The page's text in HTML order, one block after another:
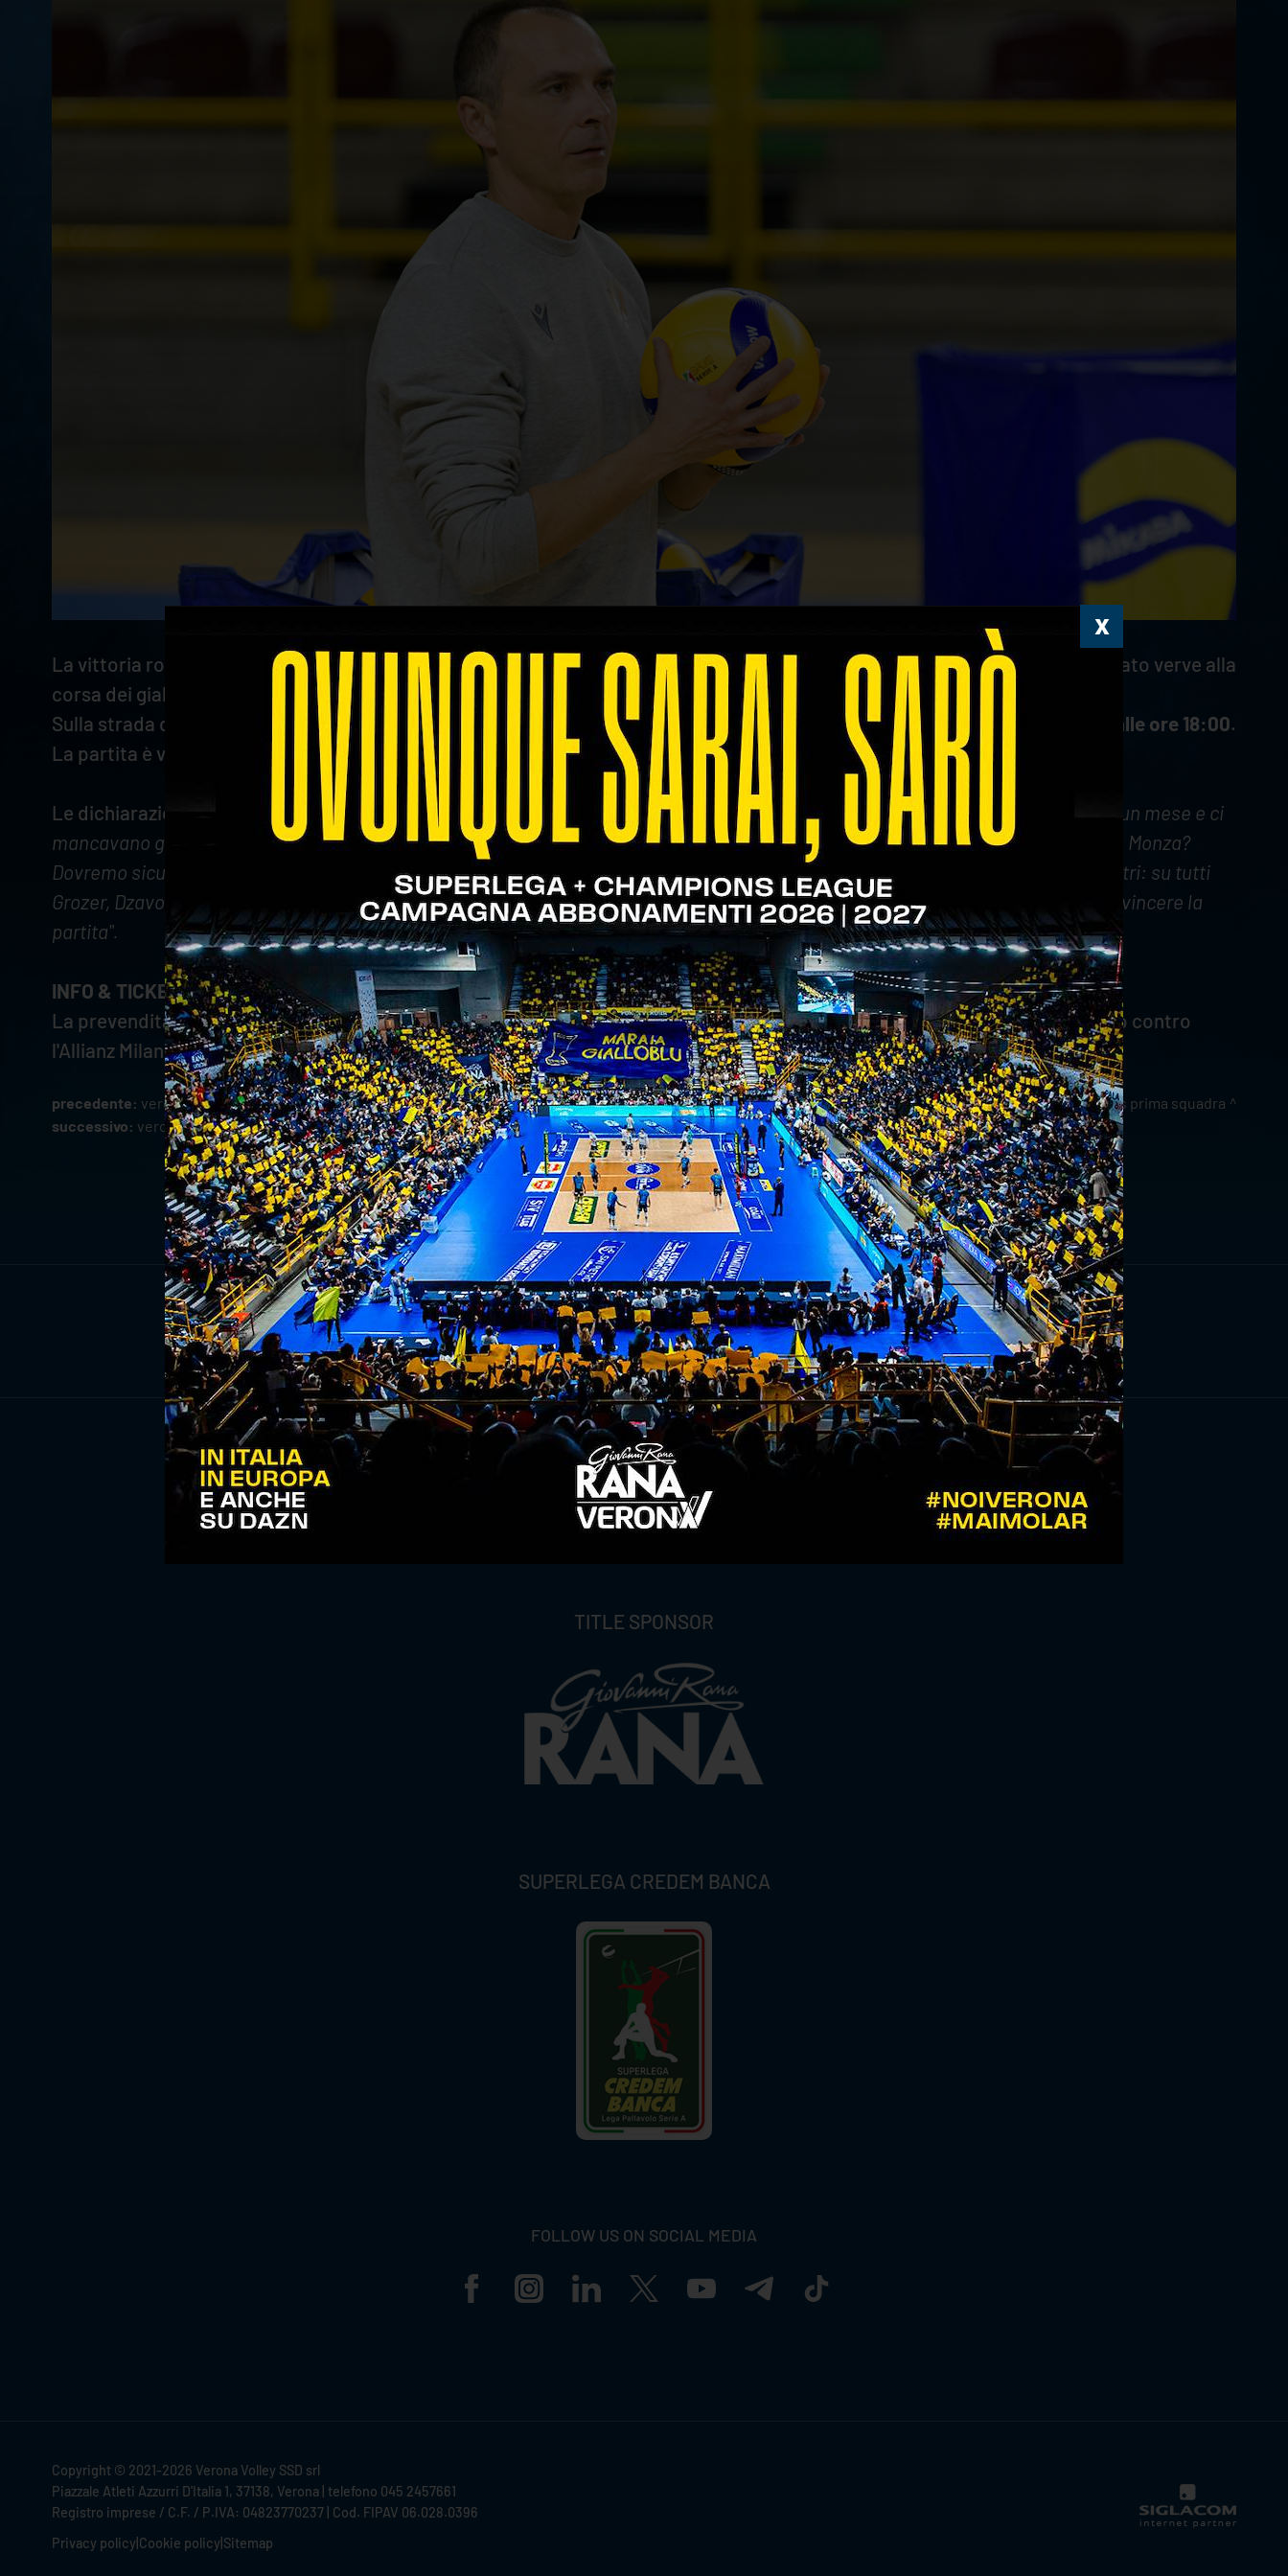
La vittoria rotonda contro Taranto all'esordio nei Playoff 5° Posto, nonostante le assenze di Cortesia, Mozic e Aguenier, ha dato verve alla
corsa dei gialloblù verso la conquista dell'ambito slot per la prossima Cev Challenge Cup.
Sulla strada di Verona si presenta ora la difficile sfida con
Monza , che andrà in scena tra le mura ospiti, domani, in anticipo, alle ore 18:00.
La partita è valida per la
seconda giornata del Girone preliminare dei Playoff 5° Posto
Le dichiarazioni di Dario Simonialla vigilia del match:
"La gara con Taranto non è stata facile: alla fine non giocavamo da quasi un mese e ci
mancavano giocatori importanti. La squadra però ha risposto bene e dopo il primo set è stata in discesa. Complimenti ai ragazzi. Monza?
Dovremo sicuramente limitare la loro battuta perchè hanno dei giocatori che hanno dimostrato di poter fare molto male dai 9 metri: su tutti
Grozer, Dzavoronok e Davyskiba. Se riusciremo in questo, e a giocare bene il cambio palla penso che avremo buone possibilità di vincere la
partita".
INFO & TICKETING #VERONAMILANO del 27.04.2022
La prevendita è già iniziata: leggiQUIe scopri le promozioni attive e le modalità di acquisto dei biglietti per il match casalingo contro
l'Allianz Milano (3a giornata Playoff 5° Posto)
precedente: verona cede il passo a monza per 3-1
successivo: verona-milano, info accrediti stampa
news prima squadra
ISCRIVITI ALLANEWSLETTER ISCRIVITI ORA
TITLE SPONSOR
SUPERLEGA CREDEM BANCA
FOLLOW US ON SOCIAL MEDIA
Copyright © 2021-2026 Verona Volley SSD srl
Piazzale Atleti Azzurri D'Italia 1, 37138, Verona | telefono 045 2457661
Registro imprese / C.F. / P.IVA: 04823770237 | Cod. FIPAV 06.028.0396
Privacy policy Cookie policy Sitemap